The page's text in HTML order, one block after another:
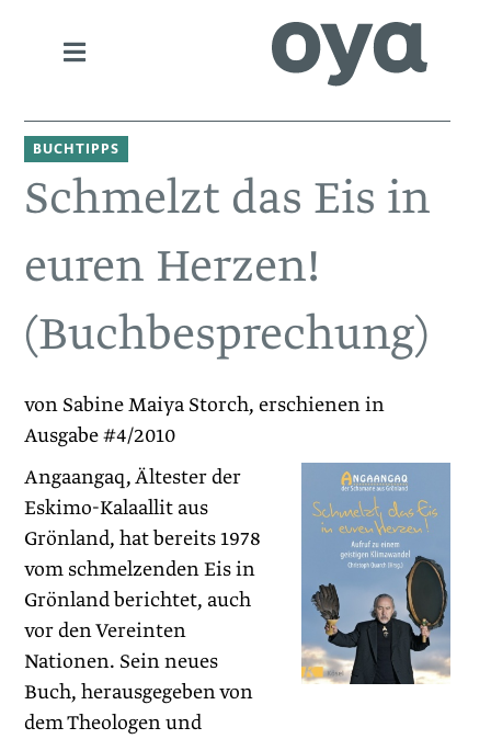
BUCHTIPPS
Schmelzt das Eis in
euren Herzen!
(Buchbesprechung)
von Sabine Maiya Storch, erschienen in
Ausgabe #4/2010
Angaangaq, Ältester der
Eskimo-Kalaallit aus
Grönland, hat bereits 1978
vom schmelzenden Eis in
Grönland berichtet, auch
vor den Vereinten
Nationen. Sein neues
Buch, herausgegeben von
dem Theologen und